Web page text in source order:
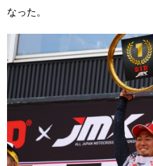
なった。